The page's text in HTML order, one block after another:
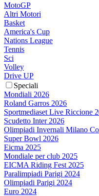
MotoGP
Altri Motori
Basket
America's Cup
Nations League
Tennis
Sci
Volley
Drive UP
Speciali
Mondiali 2026
Roland Garros 2026
Sportmediaset Live Riccione
Scudetto Inter 2026
Olimpiadi Invernali Milano
Super Bowl 2026
Eicma 2025
Mondiale per club 2025
EICMA Riding Fest 2025
Paralimpiadi Parigi 2024
Olimpiadi Parigi 2024
Euro 2024